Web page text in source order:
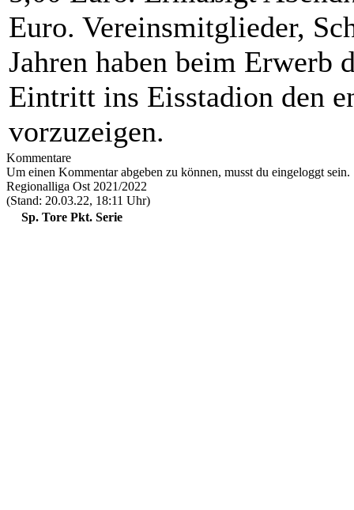
Euro. Vereinsmitglieder,
Jahren haben beim Erwerb
Eintritt ins Eisstadion den
vorzuzeigen.
Kommentare
Um einen Kommentar abgeben zu können, musst du eingeloggt sein.
Regionalliga Ost 2021/2022
(Stand: 20.03.22, 18:11 Uhr)
Sp. Tore Pkt. Serie